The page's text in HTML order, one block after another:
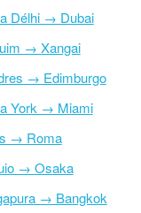
Délhi → Dubai
→ Xangai
→ Edimburgo
York → Miami
→ Roma
→ Osaka
→ Bangkok